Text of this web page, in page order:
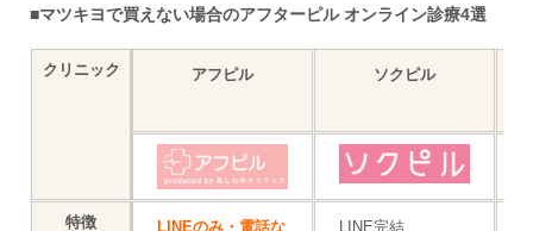
■マツキヨで買えない場合のアフターピル オンライン診療4選
クリニック アフピル ソクピル
特徴
LINEのみ・電話な
LINE完結